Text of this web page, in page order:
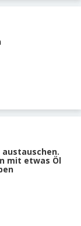
mit etwas Öl